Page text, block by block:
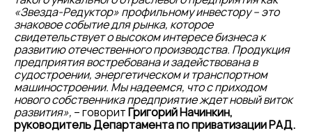
«Звезда-Редуктор» профильному инвестору – это
знаковое событие для рынка, которое
свидетельствует о высоком интересе бизнеса к
развитию отечественного производства. Продукция
предприятия востребована и задействована в
судостроении, энергетическом и транспортном
машиностроении. Мы надеемся, что с приходом
нового собственника предприятие ждет новый виток
развития», – говоритГригорий Начинкин,
руководитель Департамента по приватизации РАД.